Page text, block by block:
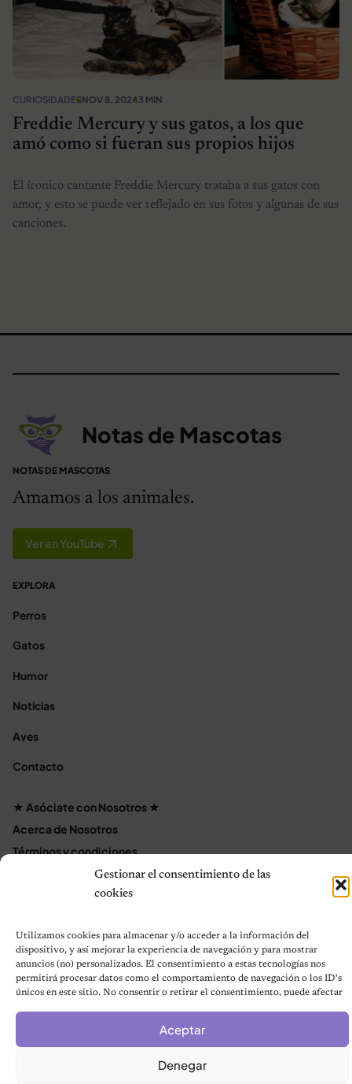
Gestionar el consentimiento de las
cookies
Utilizamos cookies para almacenar y/o acceder a la información del
dispositivo, y así mejorar la experiencia de navegación y para mostrar
anuncios (no) personalizados. El consentimiento a estas tecnologías nos
permitirá procesar datos como el comportamiento de navegación o los ID's
únicos en este sitio. No consentir o retirar el consentimiento, puede afectar
Aceptar
Denegar
CURIOSIDADESNOV 8, 20243 MIN
Freddie Mercury y sus gatos, a los que
amó como si fueran sus propios hijos
El íconico cantante Freddie Mercury trataba a sus gatos con
amor, y esto se puede ver reflejado en sus fotos y algunas de sus
canciones.
Notas de Mascotas
NOTAS DE MASCOTAS
Amamos a los animales.
Ver en YouTube
EXPLORA
Perros
Gatos
Humor
Noticias
Aves
Contacto
★ Asóciate con Nosotros ★
Acerca de Nosotros
Términos y condiciones
Política de Privacidad
Política de cookies (UE)
Contáctanos
Terms and Conditions
© 2026 Notas de Mascotas
Política de privacidad